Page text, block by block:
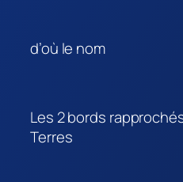
d’où le nom
Les 2 bords
Terres